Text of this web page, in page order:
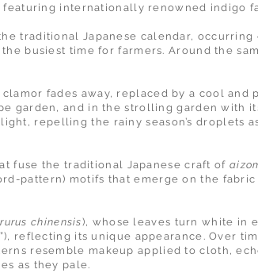
internationally renowned indigo
traditional Japanese calendar,
busiest time for farmers. Around the
fades away, replaced by a cool and
garden, and in the strolling garden with
repelling the rainy season’s droplets
fuse the traditional Japanese craft of
pattern) motifs that emerge on the
chinensis), whose leaves turn white in
reflecting its unique appearance. Over
resemble makeup applied to cloth,
as they pale.